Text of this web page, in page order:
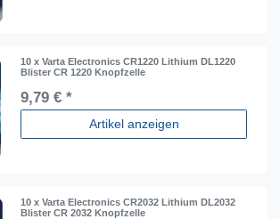
10 x Varta Electronics CR1220 Lithium DL1220
Blister CR 1220 Knopfzelle
9,79 € *
Artikel anzeigen
10 x Varta Electronics CR2032 Lithium DL2032
Blister CR 2032 Knopfzelle